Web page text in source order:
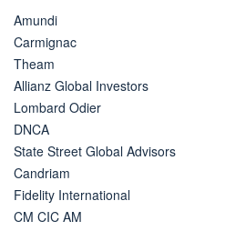
Amundi
Carmignac
Theam
Allianz Global Investors
Lombard Odier
DNCA
State Street Global Advisors
Candriam
Fidelity International
CM CIC AM